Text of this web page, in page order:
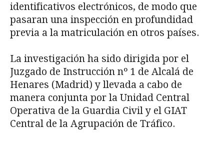
identificativos electrónicos, de modo que
pasaran una inspección en profundidad
previa a la matriculación en otros países.
La investigación ha sido dirigida por el
Juzgado de Instrucción nº 1 de Alcalá de
Henares (Madrid) y llevada a cabo de
manera conjunta por la Unidad Central
Operativa de la Guardia Civil y el GIAT
Central de la Agrupación de Tráfico.